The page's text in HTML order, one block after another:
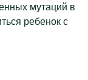
мутаций в
ребенок с